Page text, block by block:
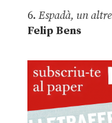
6. Espadà, un
Felip Bens